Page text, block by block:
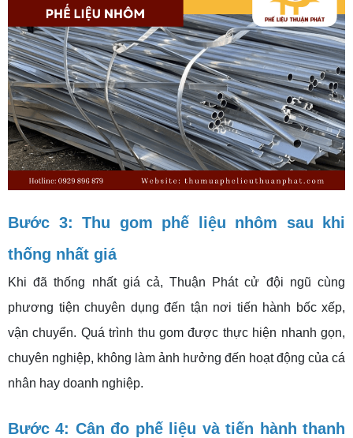
Bước 3: Thu gom phế liệu nhôm sau khi
thống nhất giá
Khi đã thống nhất giá cả, Thuận Phát cử đội ngũ cùng
phương tiện chuyên dụng đến tận nơi tiến hành bốc xếp,
vận chuyển. Quá trình thu gom được thực hiện nhanh gọn,
chuyên nghiệp, không làm ảnh hưởng đến hoạt động của cá
nhân hay doanh nghiệp.
Bước 4: Cân đo phế liệu và tiến hành thanh